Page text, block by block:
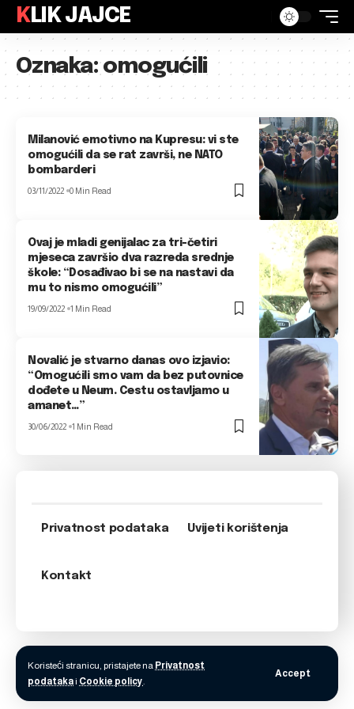
Koristeći stranicu, pristajete na Privatnost
podatakai Cookie policy.
Accept
KLIK JAJCE
Oznaka:omogućili
Milanović emotivno na Kupresu: vi ste
omogućili da se rat završi, ne NATO
bombarderi
03/11/2022 0 Min Read
Ovaj je mladi genijalac za tri-četiri
mjeseca završio dva razreda srednje
škole: “Dosađivao bi se na nastavi da
mu to nismo omogućili”
19/09/2022 1 Min Read
Novalić je stvarno danas ovo izjavio:
“Omogućili smo vam da bez putovnice
dođete u Neum. Cestu ostavljamo u
amanet…”
30/06/2022 1 Min Read
Privatnost podataka Uvijeti korištenja
Kontakt